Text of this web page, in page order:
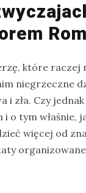
które raczej
niegrzeczne
zła. Czy jednak
i o tym właśnie,
więcej od